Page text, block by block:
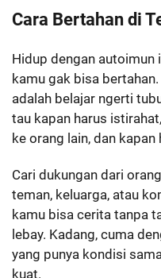
Cara Bertahan di
Hidup dengan autoimun
kamu gak bisa
adalah belajar ngerti
tau kapan harus
ke orang lain, dan
Cari dukungan dari
teman, keluarga, atau
kamu bisa cerita tanpa
lebay. Kadang, cuma
yang punya kondisi
kuat.